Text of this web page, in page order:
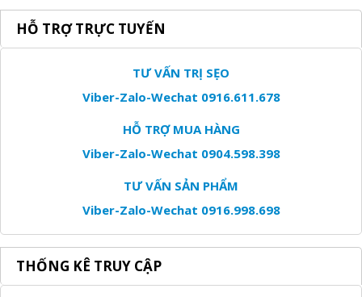
HỖ TRỢ TRỰC TUYẾN
TƯ VẤN TRỊ SẸO
Viber-Zalo-Wechat 0916.611.678
HỖ TRỢ MUA HÀNG
Viber-Zalo-Wechat 0904.598.398
TƯ VẤN SẢN PHẨM
Viber-Zalo-Wechat 0916.998.698
THỐNG KÊ TRUY CẬP